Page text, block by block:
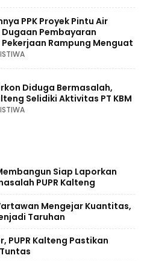
PPK Proyek Pintu Air
Dugaan Pembayaran
Pekerjaan Rampung Menguat
Diduga Bermasalah,
Selidiki Aktivitas PT KBM
Siap Laporkan
PUPR Kalteng
Mengejar Kuantitas,
Taruhan
PUPR Kalteng Pastikan